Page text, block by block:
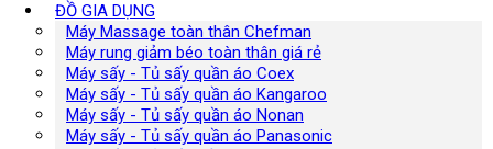
ĐỒ GIA DỤNG
Máy Massage toàn thân Chefman
Máy rung giảm béo toàn thân giá rẻ
Máy sấy - Tủ sấy quần áo Coex
Máy sấy - Tủ sấy quần áo Kangaroo
Máy sấy - Tủ sấy quần áo Nonan
Máy sấy - Tủ sấy quần áo Panasonic